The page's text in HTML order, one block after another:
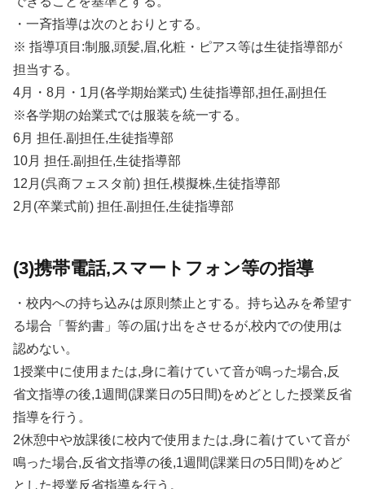
・一斉指導は次のとおりとする。
※ 指導項目:制服,頭髪,眉,化粧・ピアス等は生徒指導部が
担当する。
4月・8月・1月(各学期始業式) 生徒指導部,担任,副担任
※各学期の始業式では服装を統一する。
6月 担任.副担任,生徒指導部
10月 担任.副担任,生徒指導部
12月(呉商フェスタ前) 担任,模擬株,生徒指導部
2月(卒業式前) 担任.副担任,生徒指導部
(3)携帯電話,スマートフォン等の指導
・校内への持ち込みは原則禁止とする。持ち込みを希望す
る場合「誓約書」等の届け出をさせるが,校内での使用は
認めない。
1授業中に使用または,身に着けていて音が鳴った場合,反
省文指導の後,1週間(課業日の5日間)をめどとした授業反省
指導を行う。
2休憩中や放課後に校内で使用または,身に着けていて音が
鳴った場合,反省文指導の後,1週間(課業日の5日間)をめど
とした授業反省指導を行う。